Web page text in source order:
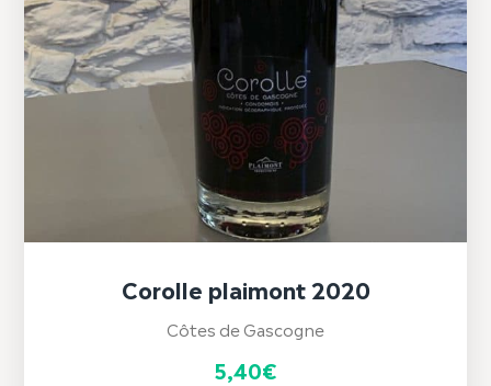
Corolle plaimont 2020
Côtes de Gascogne
5,40€